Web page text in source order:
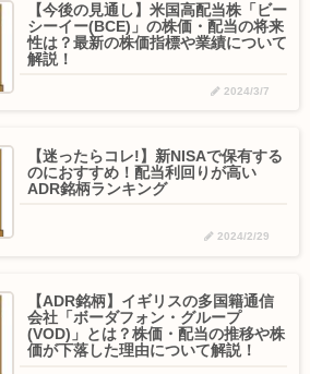
【今後の見通し】米国高配当株「ビー
シーイー(BCE)」の株価・配当の将来
性は？最新の株価指標や業績について
解説！
2024/3/7
【迷ったらコレ!】新NISAで保有する
のにおすすめ！配当利回りが高い
ADR銘柄ランキング
2024/2/29
【ADR銘柄】イギリスの多国籍通信
会社「ボーダフォン・グループ
(VOD)」とは？株価・配当の推移や株
価が下落した理由について解説！